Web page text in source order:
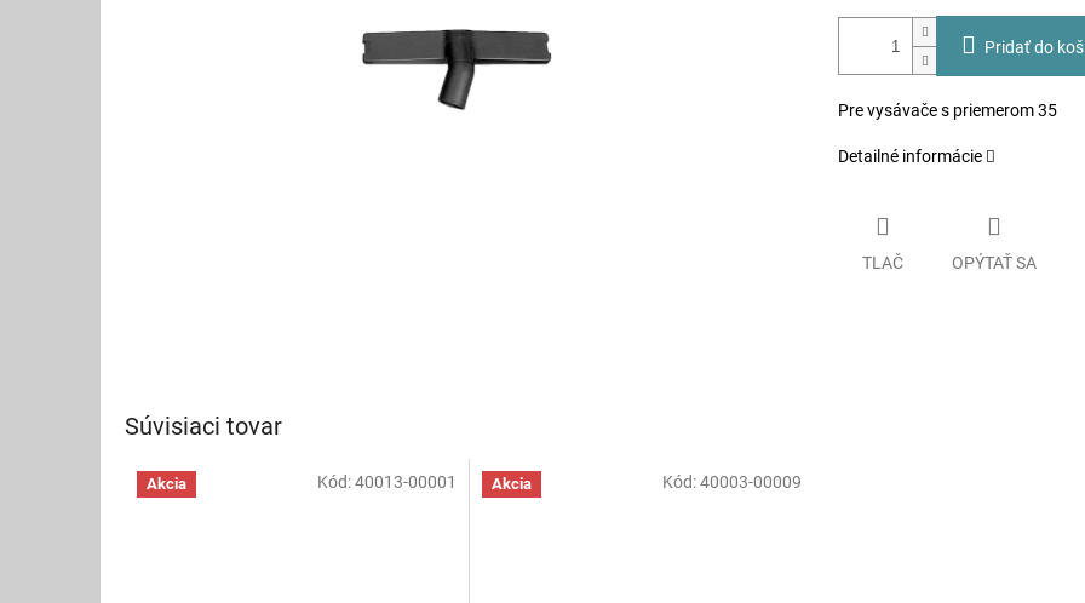
Pridať do
Pre vysávače s priemerom 35
Detailné informácie
TLAČ OPÝTAŤ SA
Súvisiaci tovar
Akcia Kód:40013-00001 Akcia Kód:40003-00009